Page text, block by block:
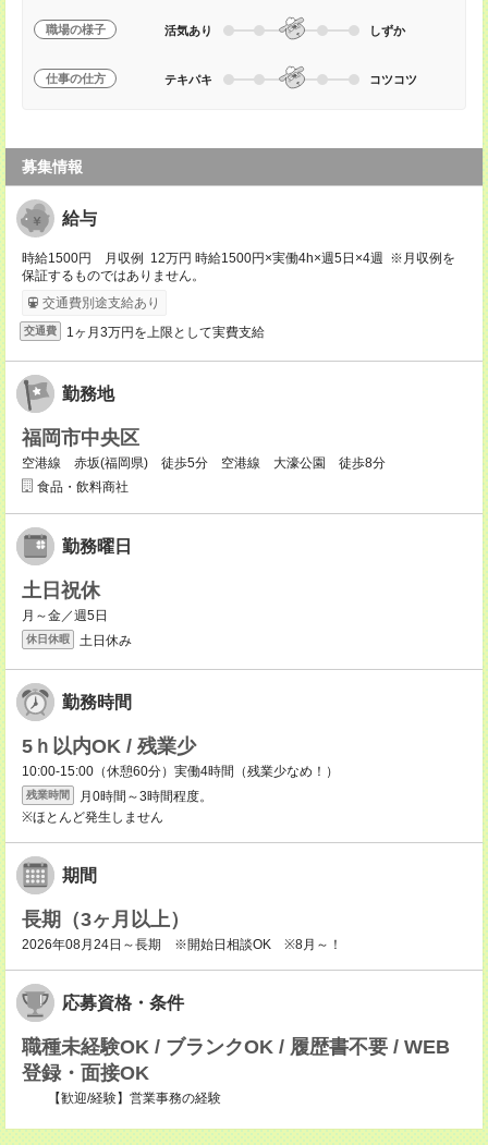
職場の様子 活気あり しずか
仕事の仕方 テキパキ コツコツ
募集情報
給与
時給1500円 月収例 12万円 時給1500円×実働4h×週5日×4週 ※月収例を
保証するものではありません。
交通費別途支給あり
交通費 1ヶ月3万円を上限として実費支給
勤務地
福岡市中央区
空港線 赤坂(福岡県) 徒歩5分 空港線 大濠公園 徒歩8分
食品・飲料商社
勤務曜日
土日祝休
月～金／週5日
休日休暇 土日休み
勤務時間
5ｈ以内OK / 残業少
10:00-15:00（休憩60分）実働4時間（残業少なめ！）
残業時間
月0時間～3時間程度。
※ほとんど発生しません
期間
長期（3ヶ月以上）
2026年08月24日～長期 ※開始日相談OK ※8月～！
応募資格・条件
職種未経験OK / ブランクOK / 履歴書不要 / WEB
登録・面接OK
【歓迎/経験】営業事務の経験